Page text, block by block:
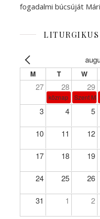
fogadalmi búcsúját
LITURGIKUS
M T W
27 28 29
köznap Szent
3 4 5
10 11 12
17 18 19
24 25 26
31 1 2